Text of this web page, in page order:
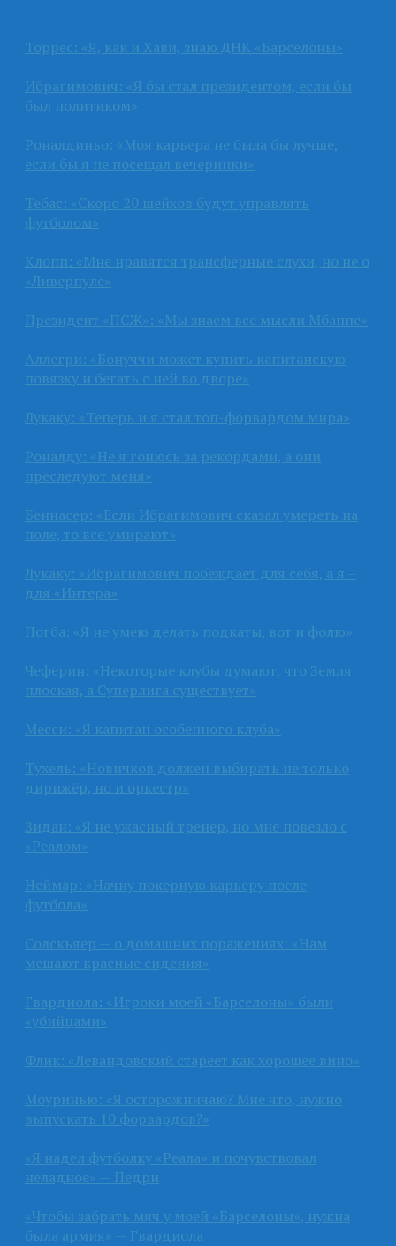
Торрес: «Я, как и Хави, знаю ДНК «Барселоны»
Ибрагимович: «Я бы стал президентом, если бы
был политиком»
Роналдиньо: «Моя карьера не была бы лучше,
если бы я не посещал вечеринки»
Тебас: «Скоро 20 шейхов будут управлять
футболом»
Клопп: «Мне нравятся трансферные слухи, но не о
«Ливерпуле»
Президент «ПСЖ»: «Мы знаем все мысли Мбаппе»
Аллегри: «Бонуччи может купить капитанскую
повязку и бегать с ней во дворе»
Лукаку: «Теперь и я стал топ-форвардом мира»
Роналду: «Не я гонюсь за рекордами, а они
преследуют меня»
Беннасер: «Если Ибрагимович сказал умереть на
поле, то все умирают»
Лукаку: «Ибрагимович побеждает для себя, а я –
для «Интера»
Погба: «Я не умею делать подкаты, вот и фолю»
Чеферин: «Некоторые клубы думают, что Земля
плоская, а Суперлига существует»
Месси: «Я капитан особенного клуба»
Тухель: «Новичков должен выбирать не только
дирижёр, но и оркестр»
Зидан: «Я не ужасный тренер, но мне повезло с
«Реалом»
Неймар: «Начну покерную карьеру после
футбола»
Солскьяер — о домашних поражениях: «Нам
мешают красные сидения»
Гвардиола: «Игроки моей «Барселоны» были
«убийцами»
Флик: «Левандовский стареет как хорошее вино»
Моуринью: «Я осторожничаю? Мне что, нужно
выпускать 10 форвардов?»
«Я надел футболку «Реала» и почувствовал
неладное» — Педри
«Чтобы забрать мяч у моей «Барселоны», нужна
была армия» — Гвардиола